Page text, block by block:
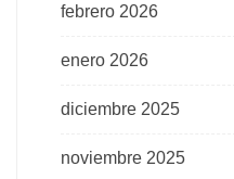
febrero 2026
enero 2026
diciembre 2025
noviembre 2025